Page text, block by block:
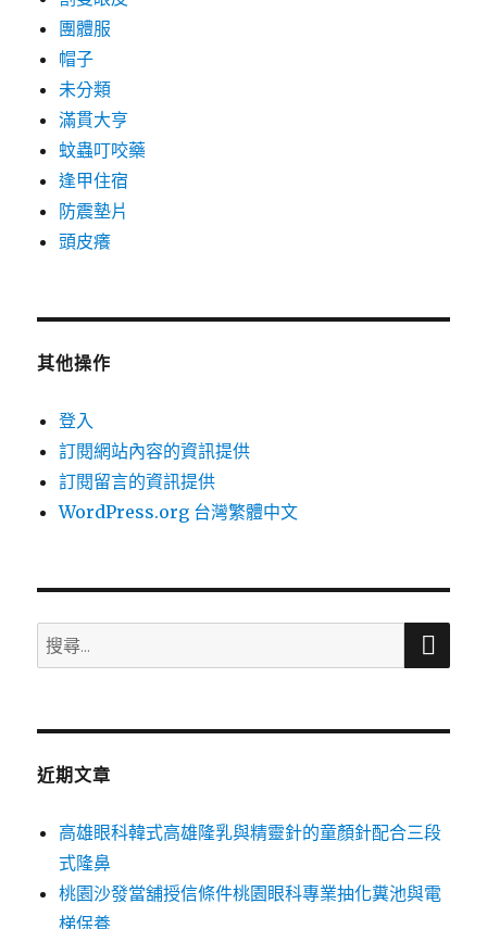
團體服
帽子
未分類
滿貫大亨
蚊蟲叮咬藥
逢甲住宿
防震墊片
頭皮癢
其他操作
登入
訂閱網站內容的資訊提供
訂閱留言的資訊提供
WordPress.org 台灣繁體中文
搜
尋
鍵
搜
近期文章
高雄眼科韓式高雄隆乳與精靈針的童顏針配合三段
式隆鼻
桃園沙發當舖授信條件桃園眼科專業抽化糞池與電
梯保養